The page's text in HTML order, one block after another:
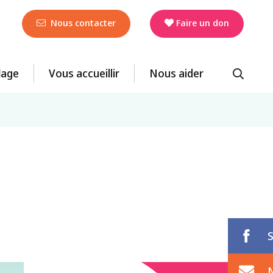
Nous contacter Faire un don
Vous accueillir Nous aider